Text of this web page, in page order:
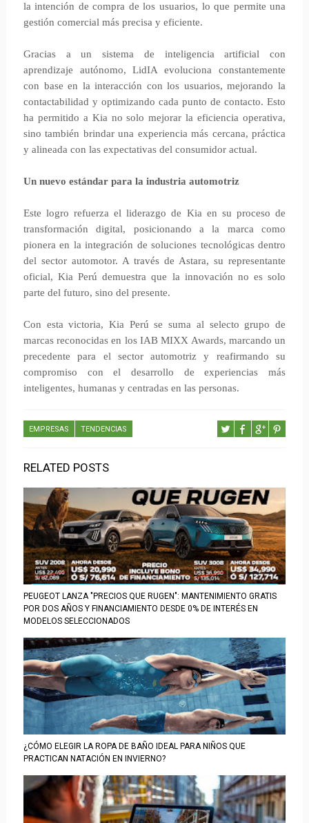
la intención de compra de los usuarios, lo que permite una
gestión comercial más precisa y eficiente.
Gracias a un sistema de inteligencia artificial con
aprendizaje autónomo, LidIA evoluciona constantemente
con base en la interacción con los usuarios, mejorando la
contactabilidad y optimizando cada punto de contacto. Esto
ha permitido a Kia no solo mejorar la eficiencia operativa,
sino también brindar una experiencia más cercana, práctica
y alineada con las expectativas del consumidor actual.
Un nuevo estándar para la industria automotriz
Este logro refuerza el liderazgo de Kia en su proceso de
transformación digital, posicionando a la marca como
pionera en la integración de soluciones tecnológicas dentro
del sector automotor. A través de Astara, su representante
oficial, Kia Perú demuestra que la innovación no es solo
parte del futuro, sino del presente.
Con esta victoria, Kia Perú se suma al selecto grupo de
marcas reconocidas en los IAB MIXX Awards, marcando un
precedente para el sector automotriz y reafirmando su
compromiso con el desarrollo de experiencias más
inteligentes, humanas y centradas en las personas.
EMPRESAS TENDENCIAS
RELATED POSTS
PEUGEOT LANZA "PRECIOS QUE RUGEN": MANTENIMIENTO GRATIS
POR DOS AÑOS Y FINANCIAMIENTO DESDE 0% DE INTERÉS EN
MODELOS SELECCIONADOS
¿CÓMO ELEGIR LA ROPA DE BAÑO IDEAL PARA NIÑOS QUE
PRACTICAN NATACIÓN EN INVIERNO?